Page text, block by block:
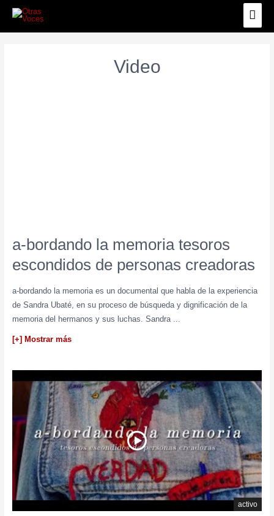
Video
a-bordando la memoria tesoros
escondidos de personas creadoras
a-bordando la memoria es un documental que habla de la experiencia
de Sandra Ubaté, en su proceso de búsqueda y dignificación de la
memoria del hermanos y sus luchas. Sandra ...
[+] Mostrar más
activo